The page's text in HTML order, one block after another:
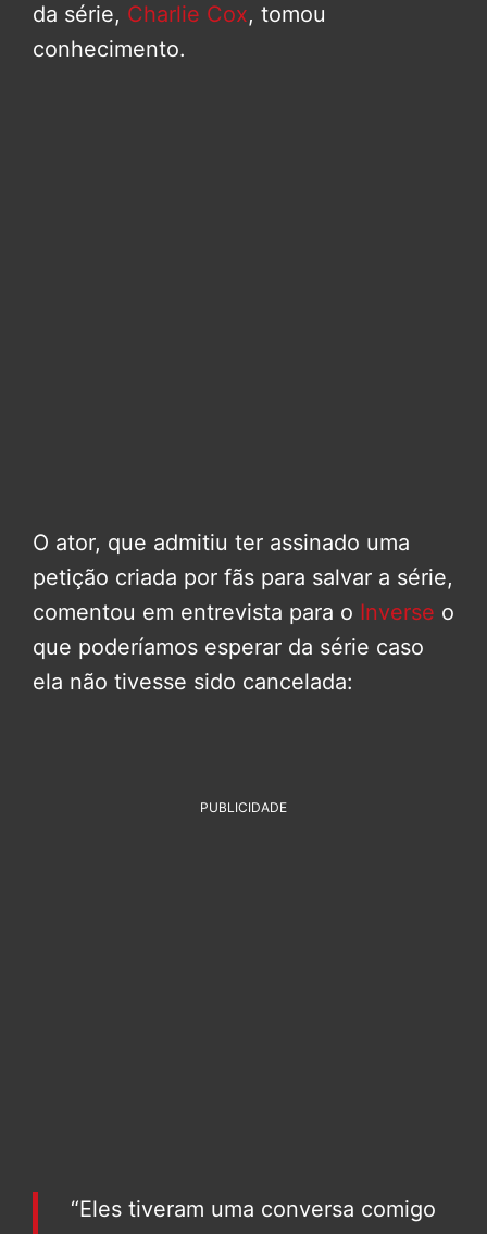
da série, Charlie Cox, tomou
conhecimento.
O ator, que admitiu ter assinado uma
petição criada por fãs para salvar a série,
comentou em entrevista para o Inverse o
que poderíamos esperar da série caso
ela não tivesse sido cancelada:
PUBLICIDADE
“Eles tiveram uma conversa comigo